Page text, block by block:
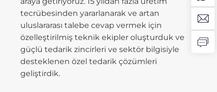
tecrübesinden yararlanarak ve artan
uluslararası talebe cevap vermek için
özelleştirilmiş teknik ekipler oluşturduk ve
güçlü tedarik zincirleri ve sektör bilgisiyle
desteklenen özel tedarik çözümleri
geliştirdik.